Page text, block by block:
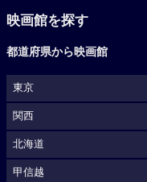
映画館を探す
都道府県から映画館
東京
関西
北海道
甲信越